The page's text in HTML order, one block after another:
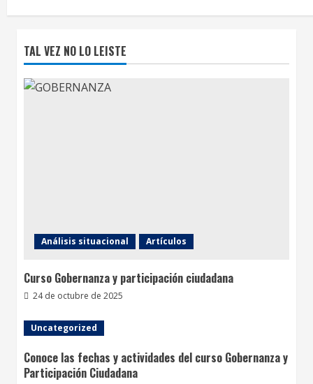
TAL VEZ NO LO LEISTE
Análisis situacional Artículos
Curso Gobernanza y participación ciudadana
24 de octubre de 2025
Uncategorized
Conoce las fechas y actividades del curso Gobernanza y
Participación Ciudadana